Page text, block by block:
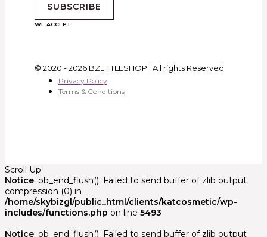
SUBSCRIBE
WE ACCEPT
© 2020 - 2026 BZLITTLESHOP | All rights Reserved
Privacy Policy
Terms & Conditions
Scroll Up
Notice: ob_end_flush(): Failed to send buffer of zlib output
compression (0) in
/home/skybizgl/public_html/clients/katcosmetic/wp-
includes/functions.php on line 5493
Notice: ob_end_flush(): Failed to send buffer of zlib output